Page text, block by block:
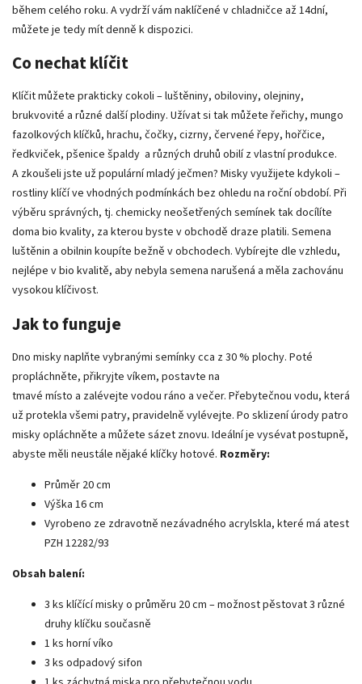
během celého roku. A vydrží vám naklíčené v chladničce až 14dní,
můžete je tedy mít denně k dispozici.
Co nechat klíčit
Klíčit můžete prakticky cokoli – luštěniny, obiloviny, olejniny,
brukvovité a různé další plodiny. Užívat si tak můžete řeřichy, mungo
fazolkových klíčků, hrachu, čočky, cizrny, červené řepy, hořčice,
ředkviček, pšenice špaldy a různých druhů obilí z vlastní produkce.
A zkoušeli jste už populární mladý ječmen? Misky využijete kdykoli –
rostliny klíčí ve vhodných podmínkách bez ohledu na roční období. Při
výběru správných, tj. chemicky neošetřených semínek tak docílíte
doma bio kvality, za kterou byste v obchodě draze platili. Semena
luštěnin a obilnin koupíte bežně v obchodech. Vybírejte dle vzhledu,
nejlépe v bio kvalitě, aby nebyla semena narušená a měla zachovánu
vysokou klíčivost.
Jak to funguje
Dno misky naplňte vybranými semínky cca z 30 % plochy. Poté
propláchněte, přikryjte víkem, postavte na
tmavé místo a zalévejte vodou ráno a večer. Přebytečnou vodu, která
už protekla všemi patry, pravidelně vylévejte. Po sklizení úrody patro
misky opláchněte a můžete sázet znovu. Ideální je vysévat postupně,
abyste měli neustále nějaké klíčky hotové. Rozměry:
Průměr 20 cm
Výška 16 cm
Vyrobeno ze zdravotně nezávadného acrylskla, které má atest
PZH 12282/93
Obsah balení:
3 ks klíčící misky o průměru 20 cm – možnost pěstovat 3 různé
druhy klíčku současně
1 ks horní víko
3 ks odpadový sifon